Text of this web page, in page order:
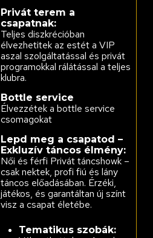
Privát terem a
csapatnak:
Teljes diszkrécióban
élvezhetitek az estét a VIP
aszal szolgáltatással és privát
programokkal rálátással a teljes
klubra.
Bottle service
Élvezzétek a bottle service
csomagokat
Lepd meg a csapatod –
Exkluzív táncos élmény:
Női és férfi Privát táncshowk –
csak nektek, profi fiú és lány
táncos előadásában. Érzéki,
játékos, és garantáltan új színt
visz a csapat életébe.
Tematikus szobák: